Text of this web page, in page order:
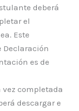
deberá
el
Este
Declaración
es de
vez completada
descargar e